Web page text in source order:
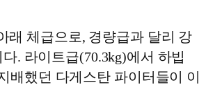
래 체급으로, 경량급과 달리 강
. 라이트급(70.3kg)에서 하빕
배했던 다게스탄 파이터들이 이